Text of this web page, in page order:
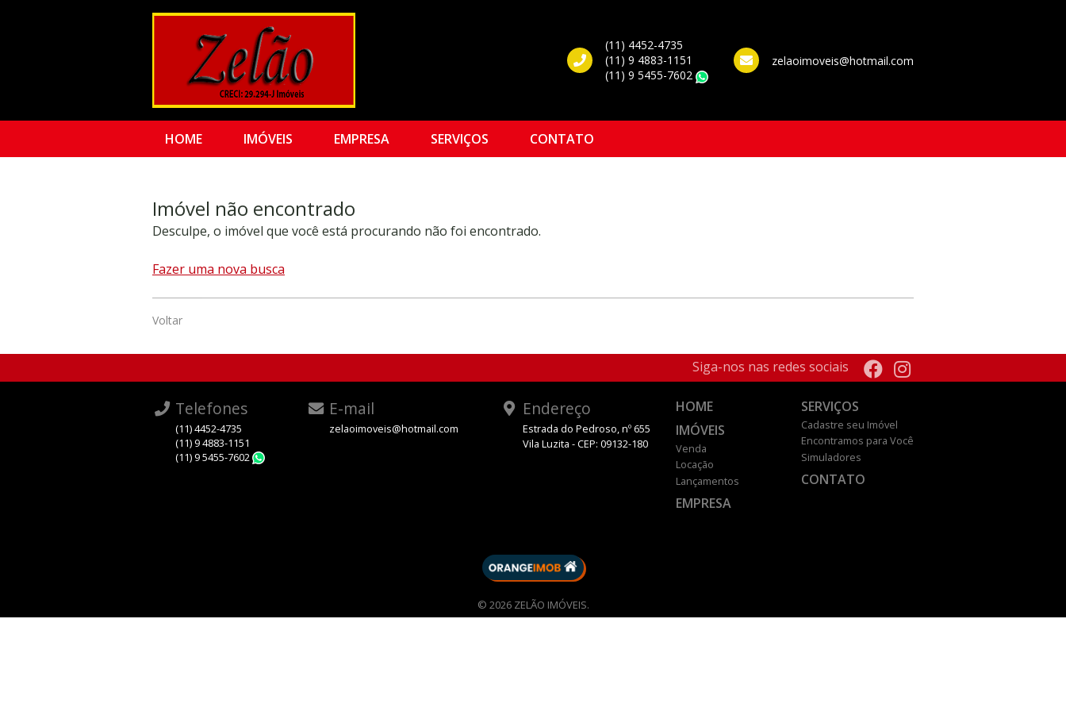
(11) 4452-4735
(11) 9 4883-1151
(11) 9 5455-7602
WhatsApp
zelaoimoveis@hotmail.com
HOME IMÓVEIS EMPRESA SERVIÇOS CONTATO
Imóvel não encontrado
Desculpe, o imóvel que você está procurando não foi encontrado.
Fazer uma nova busca
Voltar
Siga-nos nas redes sociais
Telefones
(11) 4452-4735
(11) 9 4883-1151
(11) 9 5455-7602
E-mail
zelaoimoveis@hotmail.com
Endereço
Estrada do Pedroso, nº 655
Vila Luzita - CEP: 09132-180
HOME
IMÓVEIS
Venda
Locação
Lançamentos
EMPRESA
SERVIÇOS
Cadastre seu Imóvel
Encontramos para Você
Simuladores
CONTATO
© 2026 ZELÃO IMÓVEIS.